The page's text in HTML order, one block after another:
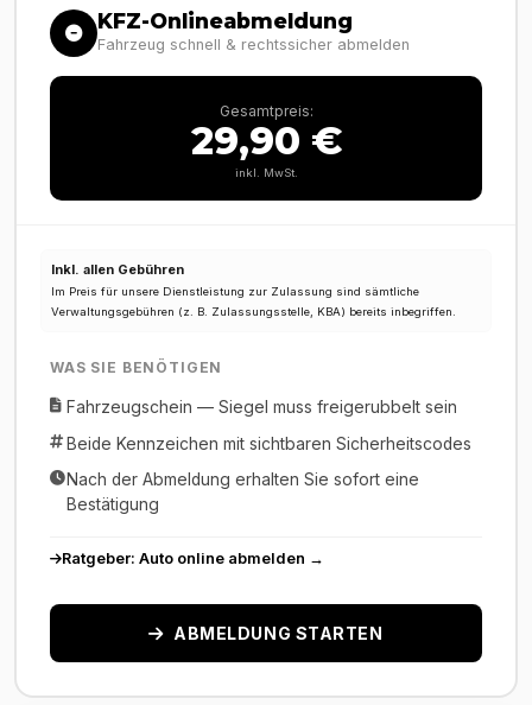
KFZ-Onlineabmeldung
Fahrzeug schnell & rechtssicher abmelden
Gesamtpreis:
29,90 €
inkl. MwSt.
Inkl. allen Gebühren
Im Preis für unsere Dienstleistung zur Zulassung sind sämtliche
Verwaltungsgebühren (z. B. Zulassungsstelle, KBA) bereits inbegriffen.
WAS SIE BENÖTIGEN
Fahrzeugschein — Siegel muss freigerubbelt sein
Beide Kennzeichen mit sichtbaren Sicherheitscodes
Nach der Abmeldung erhalten Sie sofort eine
Bestätigung
Ratgeber: Auto online abmelden →
ABMELDUNG STARTEN